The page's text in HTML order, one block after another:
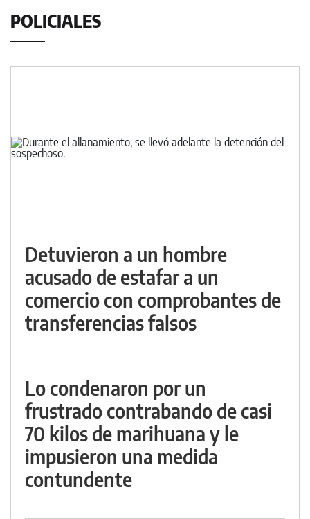
POLICIALES
Detuvieron a un hombre
acusado de estafar a un
comercio con comprobantes de
transferencias falsos
Lo condenaron por un
frustrado contrabando de casi
70 kilos de marihuana y le
impusieron una medida
contundente